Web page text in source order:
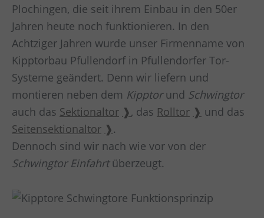
Plochingen, die seit ihrem Einbau in den 50er
Jahren heute noch funktionieren. In den
Achtziger Jahren wurde unser Firmenname von
Kipptorbau Pfullendorf in Pfullendorfer Tor-
Systeme geändert. Denn wir liefern und
montieren neben dem Kipptorund Schwingtor
auch das Sektionaltor , das Rolltor
und das
Seitensektionaltor
.
Dennoch sind wir nach wie vor von der
Schwingtor Einfahrtüberzeugt.